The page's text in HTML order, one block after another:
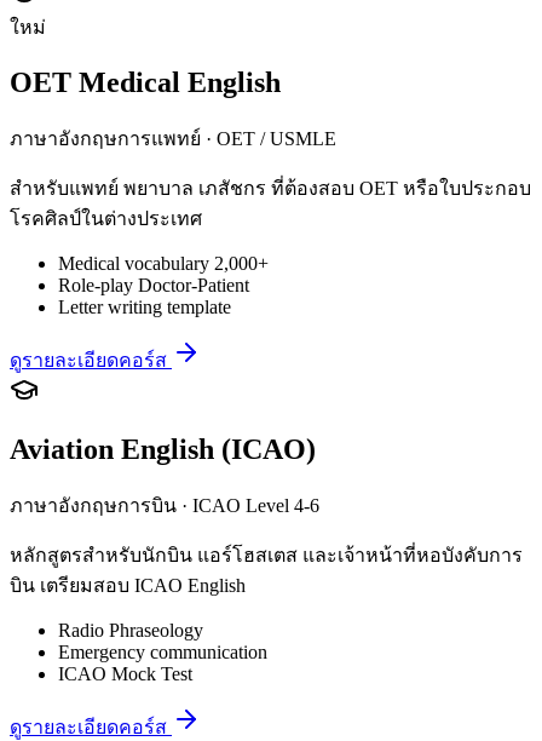
ใหม่
OET Medical English
ภาษาอังกฤษการแพทย์ · OET / USMLE
สำหรับแพทย์ พยาบาล เภสัชกร ที่ต้องสอบ OET หรือใบประกอบ
โรคศิลป์ในต่างประเทศ
Medical vocabulary 2,000+
Role-play Doctor-Patient
Letter writing template
ดูรายละเอียดคอร์ส
Aviation English (ICAO)
ภาษาอังกฤษการบิน · ICAO Level 4-6
หลักสูตรสำหรับนักบิน แอร์โฮสเตส และเจ้าหน้าที่หอบังคับการ
บิน เตรียมสอบ ICAO English
Radio Phraseology
Emergency communication
ICAO Mock Test
ดูรายละเอียดคอร์ส